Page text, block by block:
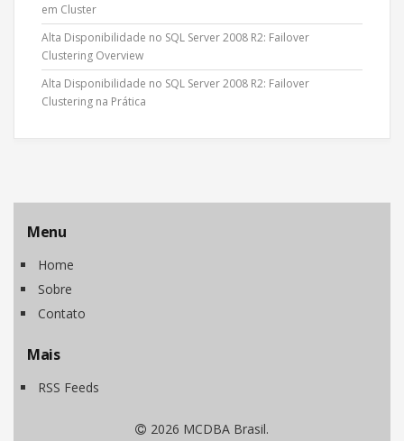
em Cluster
Alta Disponibilidade no SQL Server 2008 R2: Failover
Clustering Overview
Alta Disponibilidade no SQL Server 2008 R2: Failover
Clustering na Prática
Menu
Home
Sobre
Contato
Mais
RSS Feeds
2026 MCDBA Brasil.